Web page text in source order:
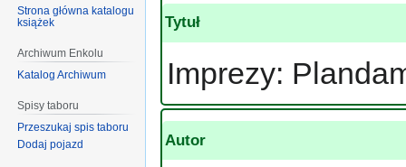
Tytuł
Imprezy:
Autor
Strona główna katalogu
książek
Archiwum Enkolu
Katalog Archiwum
Spisy taboru
Przeszukaj spis taboru
Dodaj pojazd